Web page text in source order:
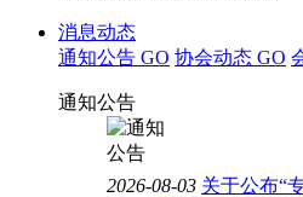
消息动态
通知公告 GO 协会动态 GO
通知公告
2026-08-03 关于公布“